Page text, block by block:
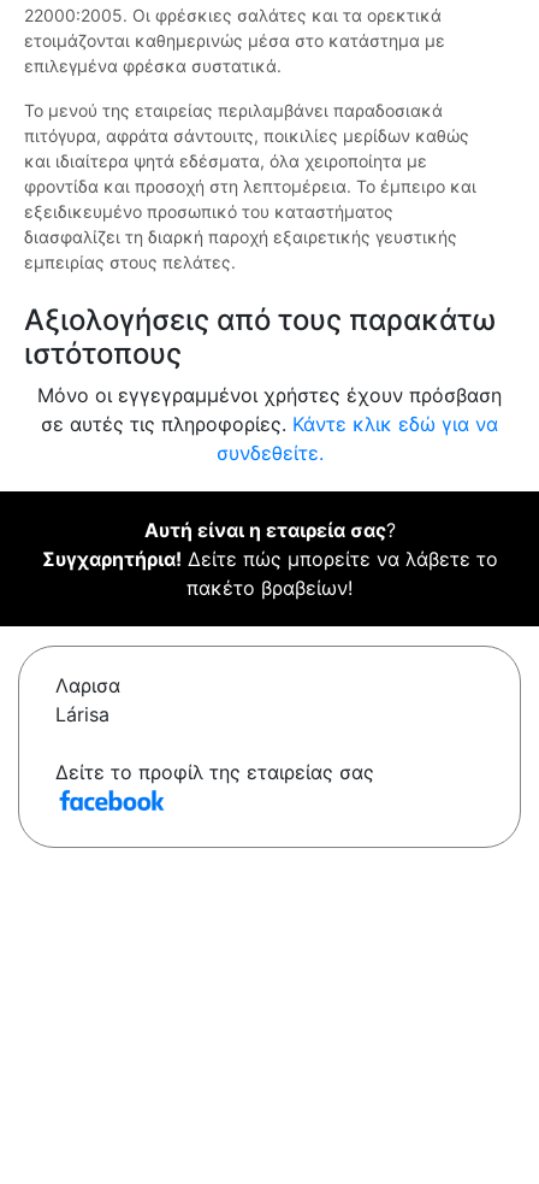
22000:2005. Οι φρέσκιες σαλάτες και τα ορεκτικά
ετοιμάζονται καθημερινώς μέσα στο κατάστημα με
επιλεγμένα φρέσκα συστατικά.
Το μενού της εταιρείας περιλαμβάνει παραδοσιακά
πιτόγυρα, αφράτα σάντουιτς, ποικιλίες μερίδων καθώς
και ιδιαίτερα ψητά εδέσματα, όλα χειροποίητα με
φροντίδα και προσοχή στη λεπτομέρεια. Το έμπειρο και
εξειδικευμένο προσωπικό του καταστήματος
διασφαλίζει τη διαρκή παροχή εξαιρετικής γευστικής
εμπειρίας στους πελάτες.
Αξιολογήσεις από τους παρακάτω
ιστότοπους
Μόνο οι εγγεγραμμένοι χρήστες έχουν πρόσβαση
σε αυτές τις πληροφορίες. Κάντε κλικ εδώ για να
συνδεθείτε.
Αυτή είναι η εταιρεία σας?
Συγχαρητήρια! Δείτε πώς μπορείτε να λάβετε το
πακέτο βραβείων!
Λαρισα
Lárisa
Δείτε το προφίλ της εταιρείας σας